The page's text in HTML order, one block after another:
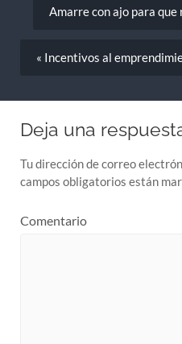
Amarre con ajo para
« Incentivos al
Deja una
Tu dirección de correo
campos obligatorios están
Comentario